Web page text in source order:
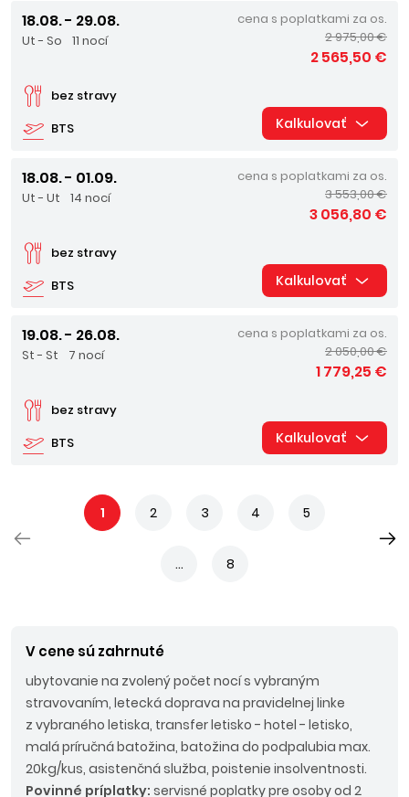
18.08. - 29.08.
Ut - So 11 nocí
BTS
bez stravy
cena s poplatkami za os.
2 975,00 €
2 565,50 €
Kalkulovať
18.08. - 01.09.
Ut - Ut 14 nocí
BTS
bez stravy
cena s poplatkami za os.
3 553,00 €
3 056,80 €
Kalkulovať
19.08. - 26.08.
St - St 7 nocí
BTS
bez stravy
cena s poplatkami za os.
2 050,00 €
1 779,25 €
Kalkulovať
1 2 3 4 5
... 8
V cene sú zahrnuté
ubytovanie na zvolený počet nocí s vybraným
stravovaním, letecká doprava na pravidelnej linke
z vybraného letiska, transfer letisko - hotel - letisko,
malá príručná batožina, batožina do podpalubia max.
20kg/kus, asistenčná služba, poistenie insolventnosti.
Povinné príplatky: servisné poplatky pre osoby od 2